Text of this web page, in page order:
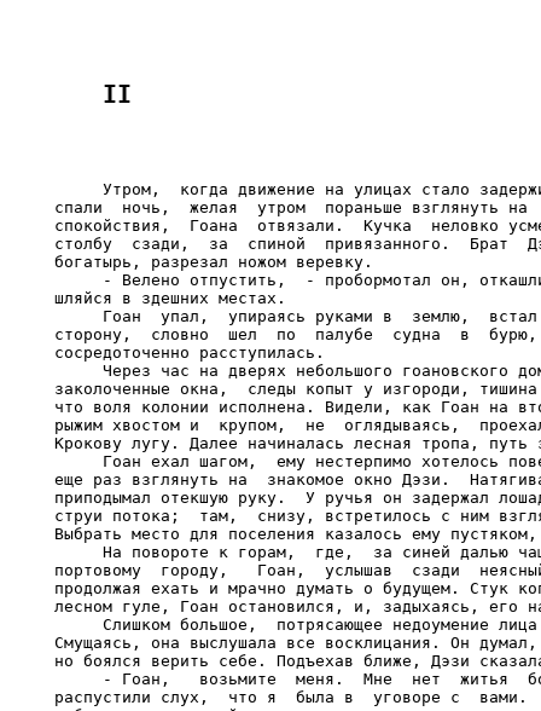
Утром,  когда движение на улицах стало
спали  ночь,  желая  утром  пораньше взглянуть на
спокойствия,  Гоана  отвязали.  Кучка  неловко
столбу  сзади,  за  спиной  привязанного.  Брат
богатырь, разрезал ножом веревку.
- Велено отпустить,  - пробормотал он,
шляйся в здешних местах.
Гоан  упал,  упираясь руками в  землю,
сторону,  словно  шел  по  палубе  судна  в  бурю,
сосредоточенно расступилась.
Через час на дверях небольшого гоановского
заколоченные окна,  следы копыт у изгороди,
что воля колонии исполнена. Видели, как Гоан на
рыжим хвостом и  крупом,  не  оглядываясь,
Крокову лугу. Далее начиналась лесная тропа, путь
Гоан ехал шагом,  ему нестерпимо хотелось
еще раз взглянуть на  знакомое окно Дэзи.
приподымал отекшую руку.  У ручья он задержал
струи потока;  там,  снизу, встретилось с ним
Выбрать место для поселения казалось ему
На повороте к горам,  где,  за синей далью
портовому  городу,   Гоан,  услышав  сзади
продолжая ехать и мрачно думать о будущем. Стук
лесном гуле, Гоан остановился, и, задыхаясь, его
Слишком большое,  потрясающее недоумение
Смущаясь, она выслушала все восклицания. Он
но боялся верить себе. Подъехав ближе, Дэзи
- Гоан,   возьмите  меня.  Мне  нет  житья
распустили слух,  что я  была в  уговоре с